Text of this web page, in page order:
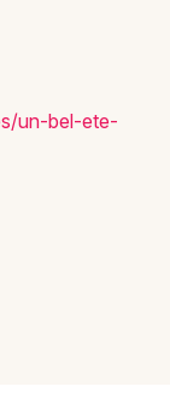
s/un-bel-ete-